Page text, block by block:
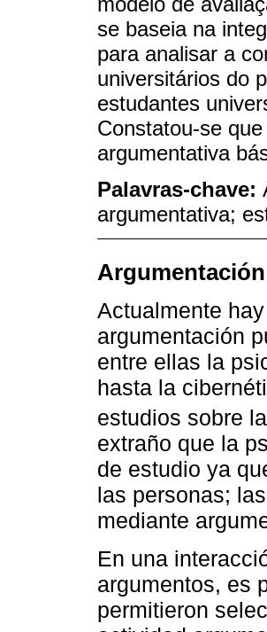
se baseia na
para analisar a
universitários do
estudantes
Constatou-se
argumentativa
Palavras-chave:
argumentativa;
Actualmente
argumentación
entre ellas la
hasta la
estudios sobre
extraño que la
de estudio ya
las personas;
mediante
En una
argumentos, es
permitieron